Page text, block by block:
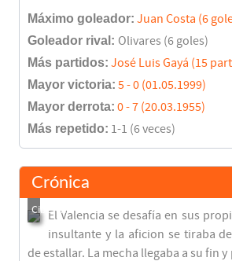
Máximo goleador: Juan Costa (6
Goleador rival: Olivares (6 goles)
Más partidos: José Luis Gayá (15
Mayor victoria: 5 - 0 (01.05.1999)
Mayor derrota: 0 - 7 (20.03.1955)
Más repetido: 1-1 (6 veces)
Crónica
El Valencia se desafía en sus
insultante y la aficion se tiraba
de estallar. La mecha llegaba a su fin